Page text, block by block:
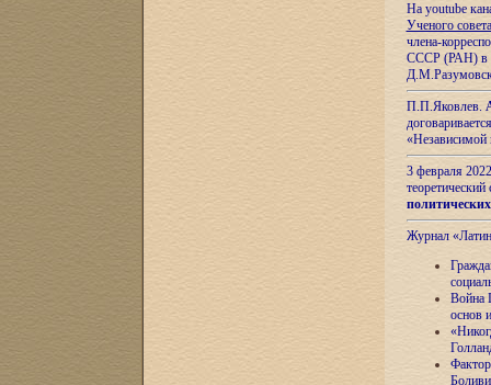
На youtube
Ученого
члена-
СССР (РАН) в
П.П.Яковлев.
«Независимой
3 февраля
теоретический
Журнал
Война
основ